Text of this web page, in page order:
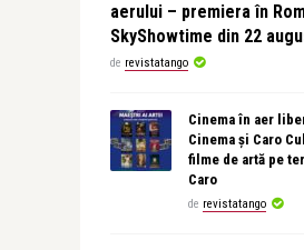
aerului – premiera în
SkyShowtime din 22
de revistatango
Cinema în aer
Cinema și Caro
filme de artă pe
Caro
de revistatango